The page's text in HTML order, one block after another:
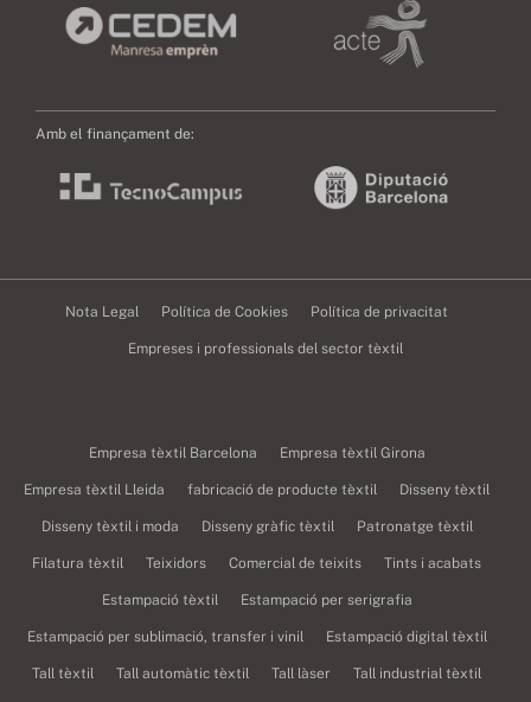
Amb el finançament de:
Nota Legal Política de Cookies Política de privacitat
Empreses i professionals del sector tèxtil
Empresa tèxtil Barcelona Empresa tèxtil Girona
Empresa tèxtil Lleida fabricació de producte tèxtil Disseny tèxtil
Disseny tèxtil i moda Disseny gràfic tèxtil Patronatge tèxtil
Filatura tèxtil Teixidors Comercial de teixits Tints i acabats
Estampació tèxtil Estampació per serigrafia
Estampació per sublimació, transfer i vinil Estampació digital tèxtil
Tall tèxtil Tall automàtic tèxtil Tall làser Tall industrial tèxtil